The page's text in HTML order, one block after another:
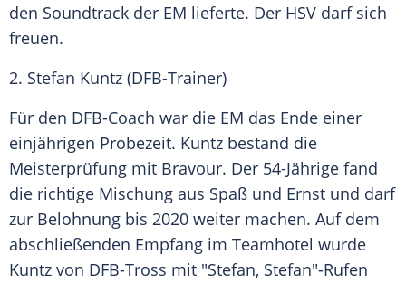
den Soundtrack der EM lieferte. Der HSV darf sich
freuen.
2. Stefan Kuntz (DFB-Trainer)
Für den DFB-Coach war die EM das Ende einer
einjährigen Probezeit. Kuntz bestand die
Meisterprüfung mit Bravour. Der 54-Jährige fand
die richtige Mischung aus Spaß und Ernst und darf
zur Belohnung bis 2020 weiter machen. Auf dem
abschließenden Empfang im Teamhotel wurde
Kuntz von DFB-Tross mit "Stefan, Stefan"-Rufen